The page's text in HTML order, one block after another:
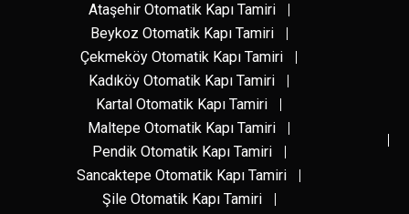
Ataşehir Otomatik Kapı Tamiri
Beykoz Otomatik Kapı Tamiri
Çekmeköy Otomatik Kapı Tamiri
Kadıköy Otomatik Kapı Tamiri
Kartal Otomatik Kapı Tamiri
Maltepe Otomatik Kapı Tamiri
Pendik Otomatik Kapı Tamiri
Sancaktepe Otomatik Kapı Tamiri
Şile Otomatik Kapı Tamiri